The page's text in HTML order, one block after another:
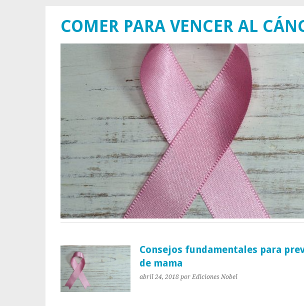
COMER PARA VENCER AL
Consejos fundamentales para
de mama
abril 24, 2018 por Ediciones Nobel